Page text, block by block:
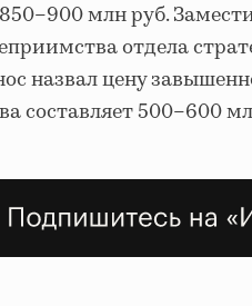
млн руб.
отдела
назвал цену
составляет 500–600